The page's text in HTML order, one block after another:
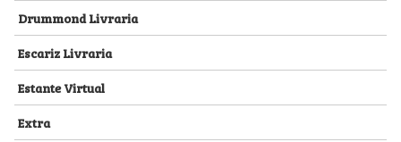
Drummond Livraria
Escariz Livraria
Estante Virtual
Extra